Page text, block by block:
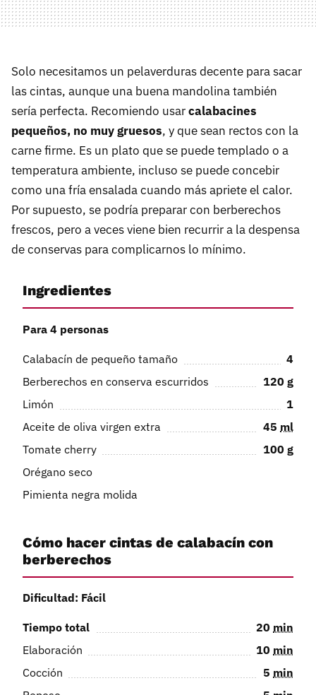
Solo necesitamos un pelaverduras decente para sacar
las cintas, aunque una buena mandolina también
sería perfecta. Recomiendo usarcalabacines
pequeños, no muy gruesos, y que sean rectos con la
carne firme. Es un plato que se puede templado o a
temperatura ambiente, incluso se puede concebir
como una fría ensalada cuando más apriete el calor.
Por supuesto, se podría preparar con berberechos
frescos, pero a veces viene bien recurrir a la despensa
de conservas para complicarnos lo mínimo.
Ingredientes
Para 4 personas
Calabacín de pequeño tamaño
4
Berberechos en conserva escurridos
120 g
Limón
1
Aceite de oliva virgen extra
45 ml
Tomate cherry
100 g
Orégano seco
Pimienta negra molida
Cómo hacer cintas de calabacín con
berberechos
Dificultad: Fácil
Tiempo total 20 min
Elaboración
10 min
Cocción
5 min